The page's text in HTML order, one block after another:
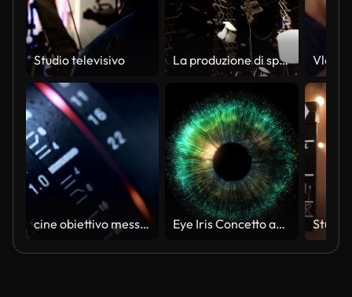
Studio televisivo La produzione di spot pubblicitari televisivi set-registrazione programmi TV
cine obiettivo messa a fuoco Eye Iris Concetto astratto digitale per la tecnologia dell'intrattenimento Intelligenza artificiale